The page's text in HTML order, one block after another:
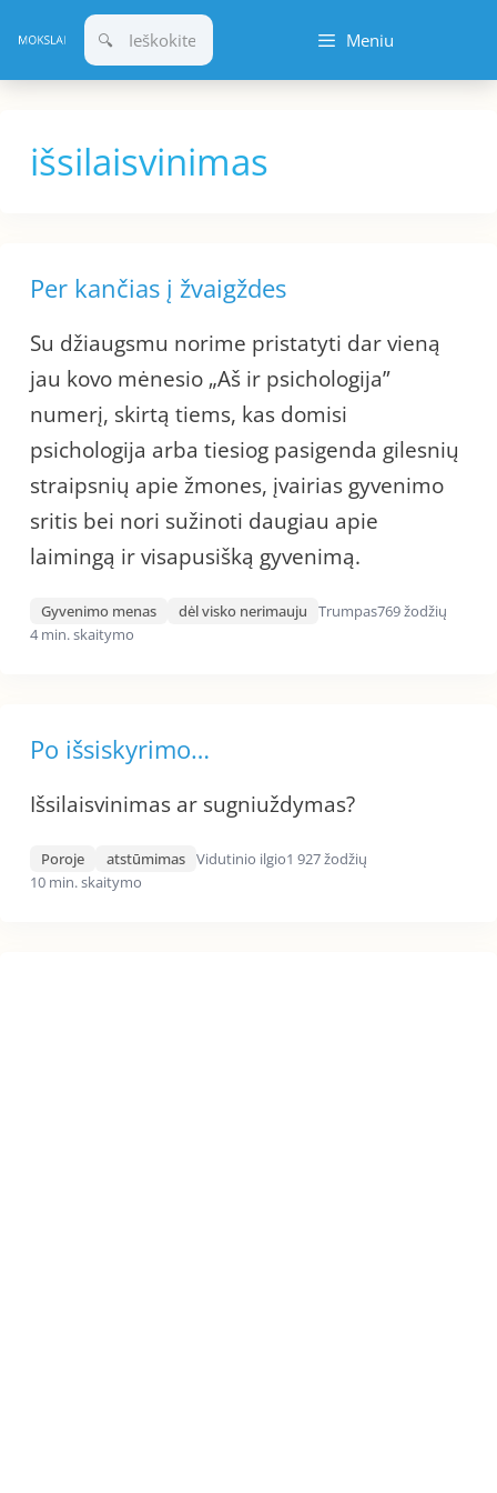
prie
turinio
Meniu
išsilaisvinimas
Per kančias į žvaigždes
Su džiaugsmu norime pristatyti dar vieną
jau kovo mėnesio „Aš ir psichologija”
numerį, skirtą tiems, kas domisi
psichologija arba tiesiog pasigenda gilesnių
straipsnių apie žmones, įvairias gyvenimo
sritis bei nori sužinoti daugiau apie
laimingą ir visapusišką gyvenimą.
Gyvenimo menas dėl visko nerimauju Trumpas769 žodžių
4 min. skaitymo
Po išsiskyrimo…
Išsilaisvinimas ar sugniuždymas?
Poroje atstūmimas Vidutinio ilgio1 927 žodžių
10 min. skaitymo